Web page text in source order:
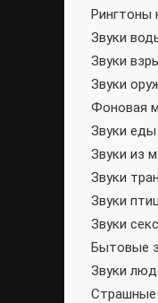
Рингтоны
Звуки
Звуки
Звуки
Фоновая
Звуки
Звуки из
Звуки
Звуки
Звуки
Бытовые
Звуки
Страшные